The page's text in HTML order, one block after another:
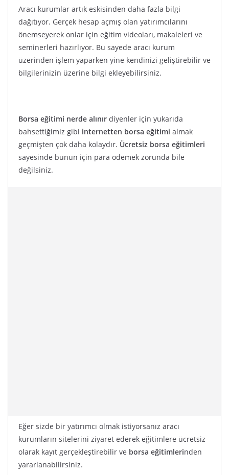
Aracı kurumlar artık eskisinden daha fazla bilgi
dağıtıyor. Gerçek hesap açmış olan yatırımcılarını
önemseyerek onlar için eğitim videoları, makaleleri ve
seminerleri hazırlıyor. Bu sayede aracı kurum
üzerinden işlem yaparken yine kendinizi geliştirebilir ve
bilgilerinizin üzerine bilgi ekleyebilirsiniz.
Borsa eğitimi nerde alınır diyenler için yukarıda
bahsettiğimiz gibi internetten borsa eğitimi almak
geçmişten çok daha kolaydır. Ücretsiz borsa eğitimleri
sayesinde bunun için para ödemek zorunda bile
değilsiniz.
Eğer sizde bir yatırımcı olmak istiyorsanız aracı
kurumların sitelerini ziyaret ederek eğitimlere ücretsiz
olarak kayıt gerçekleştirebilir ve borsa eğitimlerinden
yararlanabilirsiniz.